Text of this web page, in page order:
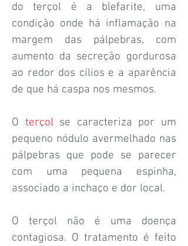
do terçol é a blefarite, uma
condição onde há inflamação na
margem das pálpebras, com
aumento da secreção gordurosa
ao redor dos cílios e a aparência
de que há caspa nos mesmos.
O terçolse caracteriza por um
pequeno nódulo avermelhado nas
pálpebras que pode se parecer
com uma pequena espinha,
associado a inchaço e dor local.
O terçol não é uma doença
contagiosa. O tratamento é feito